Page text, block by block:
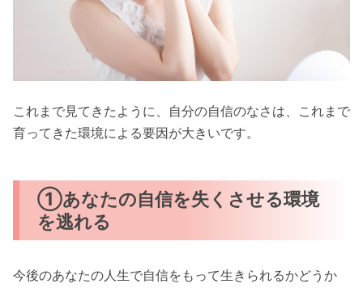
これまで見てきたように、自分の自信のなさは、これまで
育ってきた環境による要因が大きいです。
①あなたの自信を失くさせる環境
を逃れる
今後のあなたの人生で自信をもって生きられるかどうか